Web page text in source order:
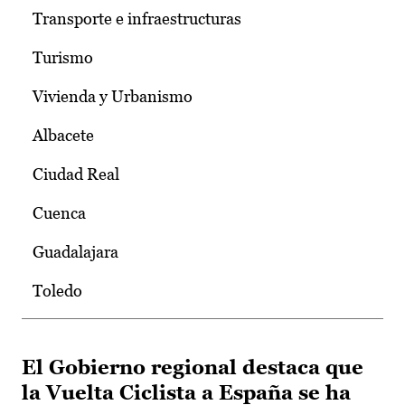
Transporte e infraestructuras
Turismo
Vivienda y Urbanismo
Albacete
Ciudad Real
Cuenca
Guadalajara
Toledo
El Gobierno regional destaca que
la Vuelta Ciclista a España se ha